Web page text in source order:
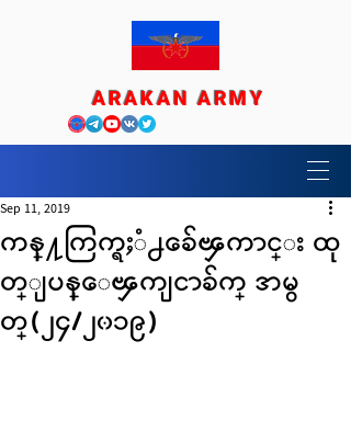
ARAKAN ARMY
ကန္႔ကြက္ရႈံ႕ခ်ေၾကာင္း ထု
တ္ျပန္ေၾကျငာခ်က္ အမွ
တ္(၂၄/၂၀၁၉)
Sep 11, 2019